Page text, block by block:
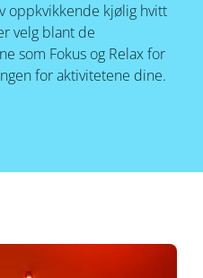
oppkvikkende kjølig hvitt
velg blant de
som Fokus og Relax for
for aktivitetene dine.